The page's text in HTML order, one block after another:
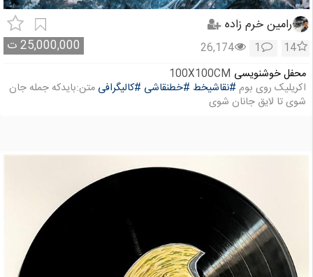
رامین خرم زاده
25,000,000ت 14
1
26,174
محفل خوشنویسی 100X100CM
اکریلیک روی بوم #نقاشیخط #خطنقاشی #کالیگرافی متن:بایدکه جمله جان
شوی تا لایق جانان شوی